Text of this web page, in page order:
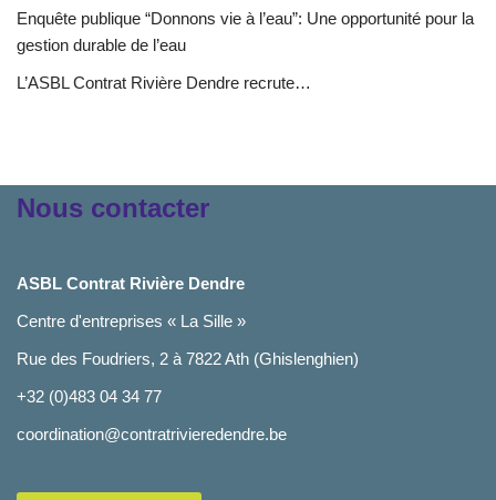
Enquête publique “Donnons vie à l’eau”: Une opportunité pour la
gestion durable de l’eau
L’ASBL Contrat Rivière Dendre recrute…
Nous contacter
ASBL Contrat Rivière Dendre
Centre d'entreprises « La Sille »
Rue des Foudriers, 2 à 7822 Ath (Ghislenghien)
+32 (0)483 04 34 77
coordination@contratrivieredendre.be